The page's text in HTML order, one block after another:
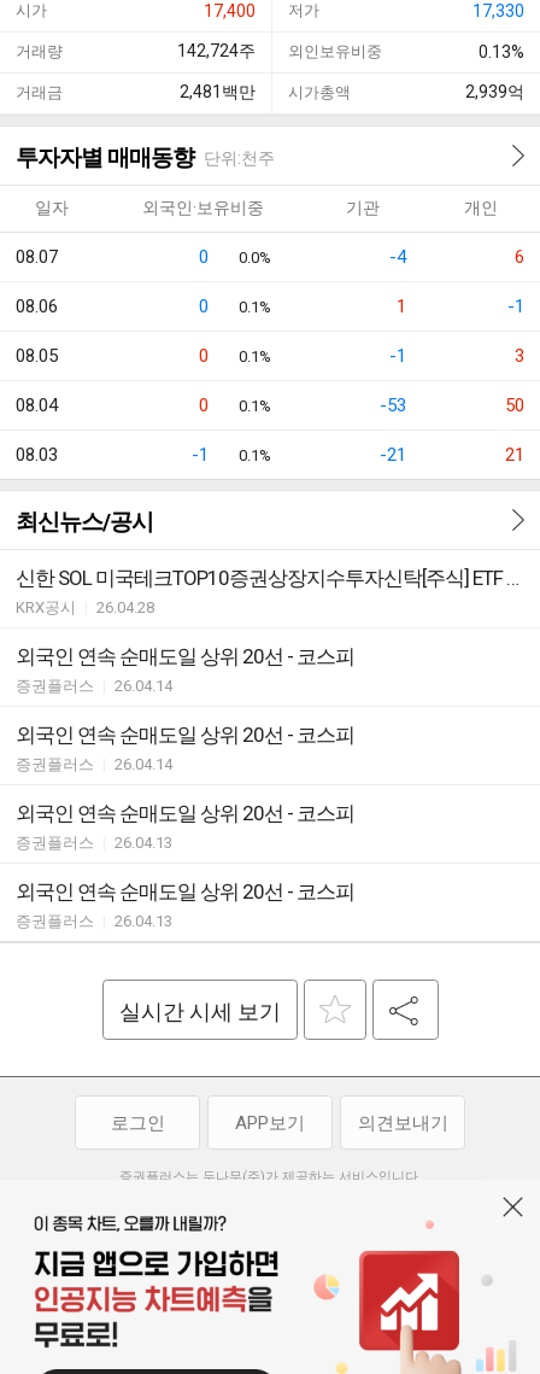
시가 17,400 저가 17,330
거래량 142,724주 외인보유비중 0.13%
거래금 2,481 백만 시가총액 2,939억
투자자별 매매동향 단위:천주
일자 외국인·보유비중 기관 개인
08.07 0 0.0% -4 6
08.06 0 0.1% 1 -1
08.05 0 0.1% -1 3
08.04 0 0.1% -53 50
08.03 -1 0.1% -21 21
최신뉴스/공시
신한 SOL 미국테크TOP10증권상장지수투자신탁[주식] ETF 분배락 기준가격 안내
KRX공시 26.04.28
외국인 연속 순매도일 상위 20선 - 코스피
증권플러스 26.04.14
외국인 연속 순매도일 상위 20선 - 코스피
증권플러스 26.04.14
외국인 연속 순매도일 상위 20선 - 코스피
증권플러스 26.04.13
외국인 연속 순매도일 상위 20선 - 코스피
증권플러스 26.04.13
실시간 시세 보기
로그인 APP보기 의견보내기
증권플러스는 두나무(주)가 제공하는 서비스입니다.
투자 참고사항이며, 정보 제공 과정에서 오류나 지연이 발생할 수 있습니다.
두나무(주)는 제공된 정보에 의한 투자 결과에 대하여 법적인 책임을
부담하지 않습니다. 본 서비스에서 제공되는 정보의 무단 배포를 금합니다.
이용약관 | 청소년보호정책 개인정보처리방침
기사배열 기본방침 | 고객센터 |
오픈소스 라이선스
서울특별시 서초구 강남대로 369, 15층
사업자 등록번호 119-86-54968